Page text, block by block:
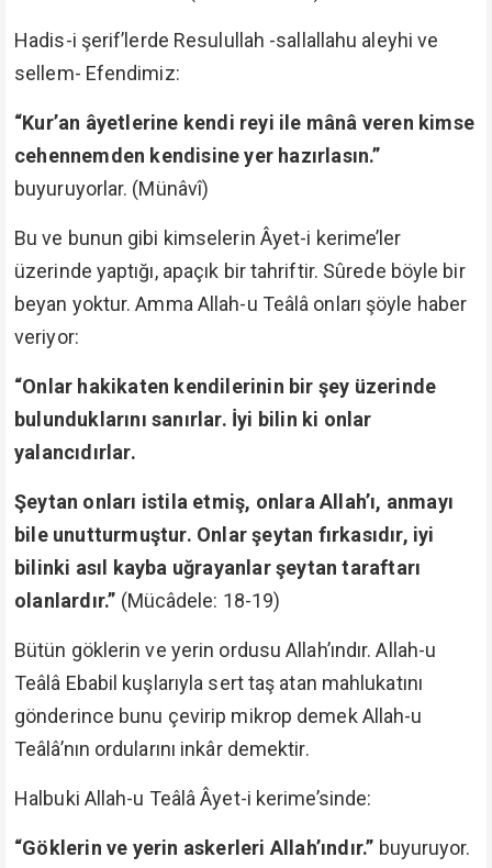
Hadis-i şerif’lerde Resulullah -sallallahu aleyhi ve
sellem- Efendimiz:
“Kur’an âyetlerine kendi reyi ile mânâ veren kimse
cehennemden kendisine yer hazırlasın.”
buyuruyorlar. (Münâvî)
Bu ve bunun gibi kimselerin Âyet-i kerime’ler
üzerinde yaptığı, apaçık bir tahriftir. Sûrede böyle bir
beyan yoktur. Amma Allah-u Teâlâ onları şöyle haber
veriyor:
“Onlar hakikaten kendilerinin bir şey üzerinde
bulunduklarını sanırlar. İyi bilin ki onlar
yalancıdırlar.
Şeytan onları istila etmiş, onlara Allah’ı, anmayı
bile unutturmuştur. Onlar şeytan fırkasıdır, iyi
bilinki asıl kayba uğrayanlar şeytan taraftarı
olanlardır.” (Mücâdele: 18-19)
Bütün göklerin ve yerin ordusu Allah’ındır. Allah-u
Teâlâ Ebabil kuşlarıyla sert taş atan mahlukatını
gönderince bunu çevirip mikrop demek Allah-u
Teâlâ’nın ordularını inkâr demektir.
Halbuki Allah-u Teâlâ Âyet-i kerime’sinde:
“Göklerin ve yerin askerleri Allah’ındır.” buyuruyor.